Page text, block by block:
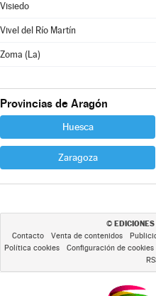
Visiedo
Vivel del Río Martín
Zoma (La)
Provincias de Aragón
Huesca
Zaragoza
©
Contacto Venta de contenidos
Política cookies
Configuración de cookies